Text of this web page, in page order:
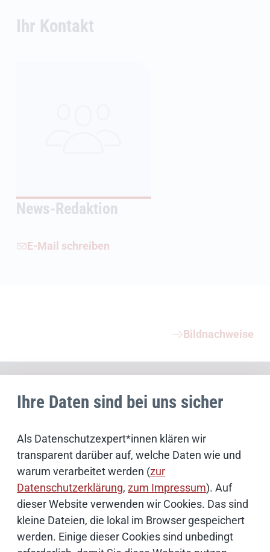
Ihre Daten sind bei uns sicher
Als Datenschutzexpert*innen klären wir
transparent darüber auf, welche Daten wie und
warum verarbeitet werden (zur
Datenschutzerklärung,zum Impressum). Auf
dieser Website verwenden wir Cookies. Das sind
kleine Dateien, die lokal im Browser gespeichert
werden. Einige dieser Cookies sind unbedingt
Ihr Kontakt
News-Redaktion
E-Mail schreiben
Bildnachweise
Schwerpunktthemen
Open Source
IT Sicherheit
Onlinezugangsgesetz